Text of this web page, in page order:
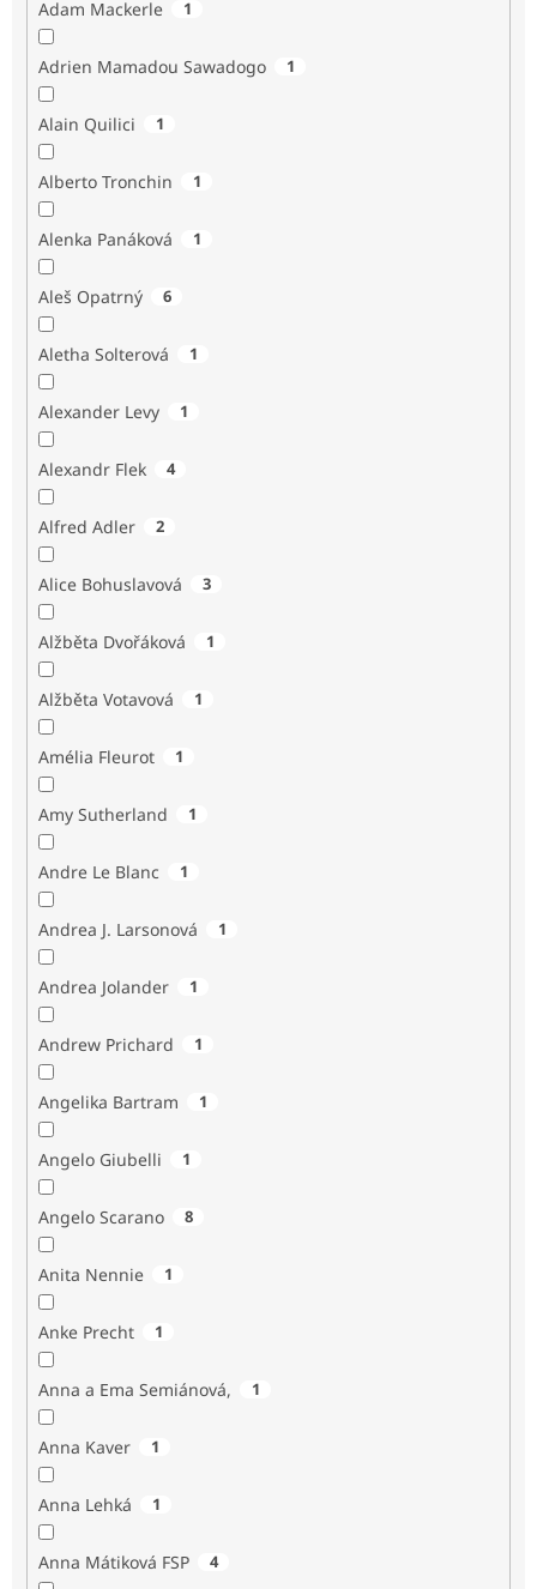
Adam Mackerle 1
Adrien Mamadou Sawadogo 1
Alain Quilici 1
Alberto Tronchin 1
Alenka Panáková 1
Aleš Opatrný 6
Aletha Solterová 1
Alexander Levy 1
Alexandr Flek 4
Alfred Adler 2
Alice Bohuslavová 3
Alžběta Dvořáková 1
Alžběta Votavová 1
Amélia Fleurot 1
Amy Sutherland 1
Andre Le Blanc 1
Andrea J. Larsonová 1
Andrea Jolander 1
Andrew Prichard 1
Angelika Bartram 1
Angelo Giubelli 1
Angelo Scarano 8
Anita Nennie 1
Anke Precht 1
Anna a Ema Semiánová, 1
Anna Kaver 1
Anna Lehká 1
Anna Mátiková FSP 4